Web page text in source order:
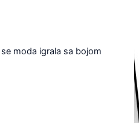
moda igrala sa bojom